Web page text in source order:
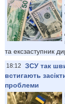
та ексзаступник
18:12
ЗСУ так
встигають
проблеми